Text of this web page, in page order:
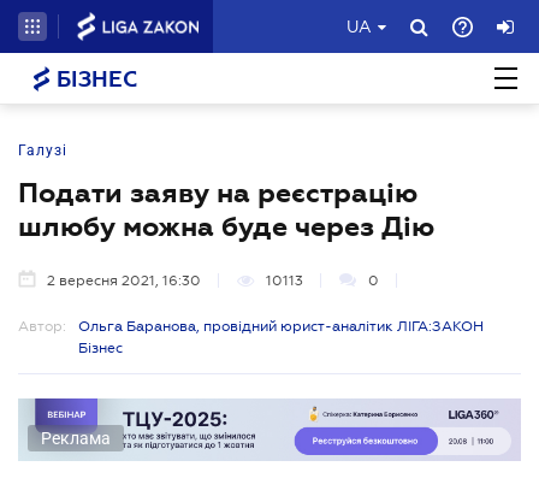
UA
БІЗНЕС
Галузі
Подати заяву на реєстрацію
шлюбу можна буде через Дію
2 вересня 2021, 16:30 10113 0
Автор:
Ольга Баранова, провідний юрист-аналітик ЛІГА:ЗАКОН
Бізнес
Реклама